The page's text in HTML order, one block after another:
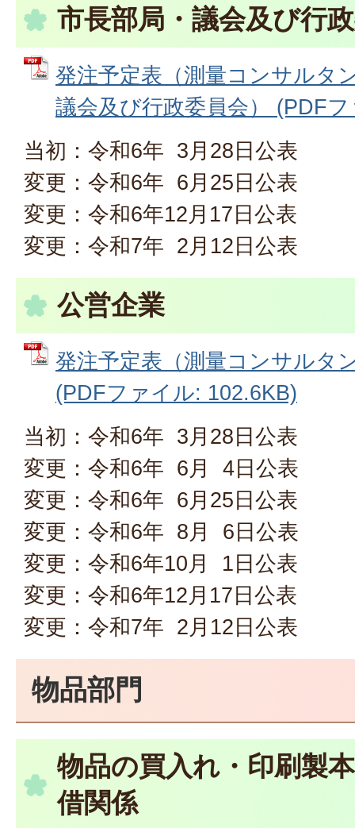
市長部局・議会及び行
発注予定表（測量コンサルタ
議会及び行政委員会） (PDF
当初：令和6年 3月28日公表
変更：令和6年 6月25日公表
変更：令和6年12月17日公表
変更：令和7年 2月12日公表
公営企業
発注予定表（測量コンサルタ
(PDFファイル: 102.6KB)
当初：令和6年 3月28日公表
変更：令和6年 6月 4日公表
変更：令和6年 6月25日公表
変更：令和6年 8月 6日公表
変更：令和6年10月 1日公表
変更：令和6年12月17日公表
変更：令和7年 2月12日公表
物品部門
物品の買入れ・印刷製
借関係